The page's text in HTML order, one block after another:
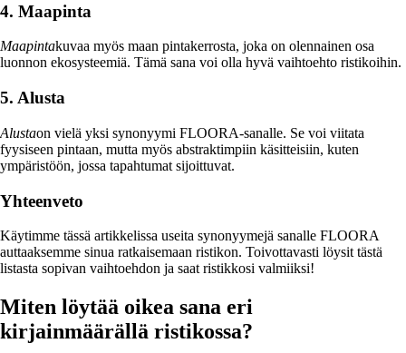
4. Maapinta
Maapintakuvaa myös maan pintakerrosta, joka on olennainen osa
luonnon ekosysteemiä. Tämä sana voi olla hyvä vaihtoehto ristikoihin.
5. Alusta
Alustaon vielä yksi synonyymi FLOORA-sanalle. Se voi viitata
fyysiseen pintaan, mutta myös abstraktimpiin käsitteisiin, kuten
ympäristöön, jossa tapahtumat sijoittuvat.
Yhteenveto
Käytimme tässä artikkelissa useita synonyymejä sanalle FLOORA
auttaaksemme sinua ratkaisemaan ristikon. Toivottavasti löysit tästä
listasta sopivan vaihtoehdon ja saat ristikkosi valmiiksi!
Miten löytää oikea sana eri
kirjainmäärällä ristikossa?